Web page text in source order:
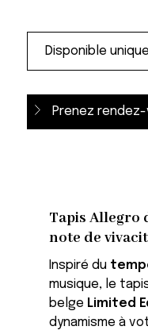
Prenez
Tapis Allegro
note de
Inspiré du
musique, le
belge Limited
dynamisme à